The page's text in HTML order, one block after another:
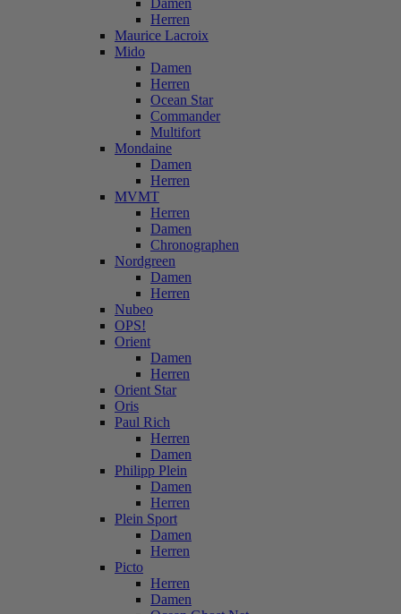
Damen
Herren
Maurice Lacroix
Mido
Damen
Herren
Ocean Star
Commander
Multifort
Mondaine
Damen
Herren
MVMT
Herren
Damen
Chronographen
Nordgreen
Damen
Herren
Nubeo
OPS!
Orient
Damen
Herren
Orient Star
Oris
Paul Rich
Herren
Damen
Philipp Plein
Damen
Herren
Plein Sport
Damen
Herren
Picto
Herren
Damen